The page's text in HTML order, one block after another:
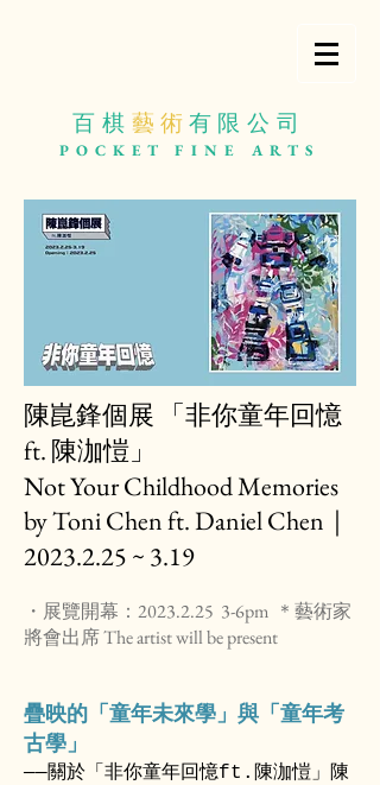
百棋 藝 術 有限公司
POCKET FINE ARTS
陳崑鋒個展 「非你童年回憶
ft. 陳泇愷」
Not Your Childhood Memories
by Toni Chen ft. Daniel Chen ｜
2023.2.25 ~ 3.19
・展覽開幕：2023.2.25 3-6pm ＊藝術家
將會出席 The artist will be present
疊映的「童年未來學」與「童年考
古學」
——關於「非你童年回憶ft.陳泇愷」陳